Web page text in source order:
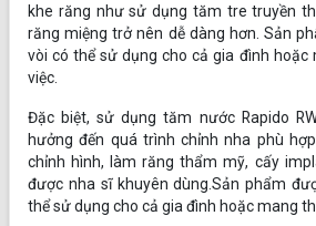
khe răng như sử dụng tăm tre truyền
răng miệng trở nên dễ dàng hơn. Sản
vòi có thể sử dụng cho cả gia đình
việc.
Đặc biệt, sử dụng tăm nước Rapido
hưởng đến quá trình chỉnh nha phù
chỉnh hình, làm răng thẩm mỹ, cấy
được nha sĩ khuyên dùng.Sản phẩm
thể sử dụng cho cả gia đình hoặc mang